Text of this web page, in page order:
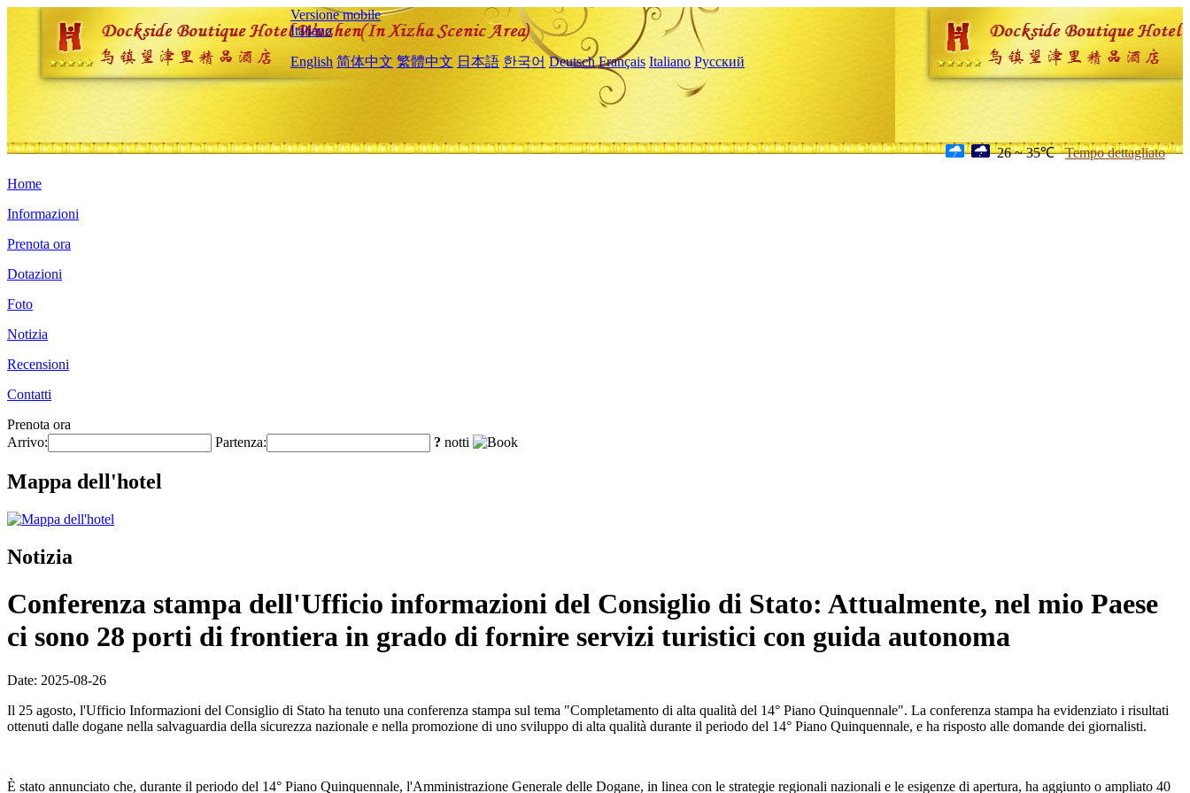
Versione mobile
Italiano
English 简体中文 繁體中文 日本語 한국어 Deutsch Français Italiano Русский
26 ~ 35℃ Tempo dettagliato
Home
Informazioni
Prenota ora
Dotazioni
Foto
Notizia
Recensioni
Contatti
Prenota ora
Arrivo:
Partenza: ? notti
Mappa dell'hotel
Notizia
Conferenza stampa dell'Ufficio informazioni del Consiglio di Stato: Attualmente, nel mio Paese
ci sono 28 porti di frontiera in grado di fornire servizi turistici con guida autonoma
Date: 2025-08-26
Il 25 agosto, l'Ufficio Informazioni del Consiglio di Stato ha tenuto una conferenza stampa sul tema "Completamento di alta qualità del 14° Piano Quinquennale". La conferenza stampa ha evidenziato i risultati
ottenuti dalle dogane nella salvaguardia della sicurezza nazionale e nella promozione di uno sviluppo di alta qualità durante il periodo del 14° Piano Quinquennale, e ha risposto alle domande dei giornalisti.
È stato annunciato che, durante il periodo del 14° Piano Quinquennale, l'Amministrazione Generale delle Dogane, in linea con le strategie regionali nazionali e le esigenze di apertura, ha aggiunto o ampliato 40